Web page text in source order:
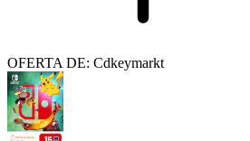
OFERTA DE: Cdkeymarkt